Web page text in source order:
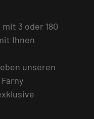
3 oder 180
Ihnen
unseren